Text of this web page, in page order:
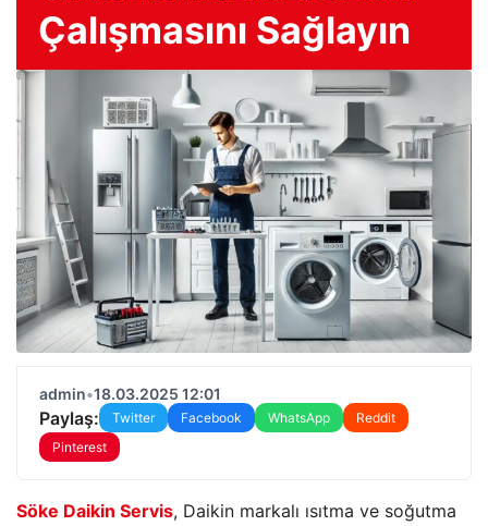
Çalışmasını Sağlayın
admin•18.03.2025 12:01
Paylaş: Twitter Facebook WhatsApp
Reddit
Pinterest
Söke Daikin Servis, Daikin markalı ısıtma ve soğutma